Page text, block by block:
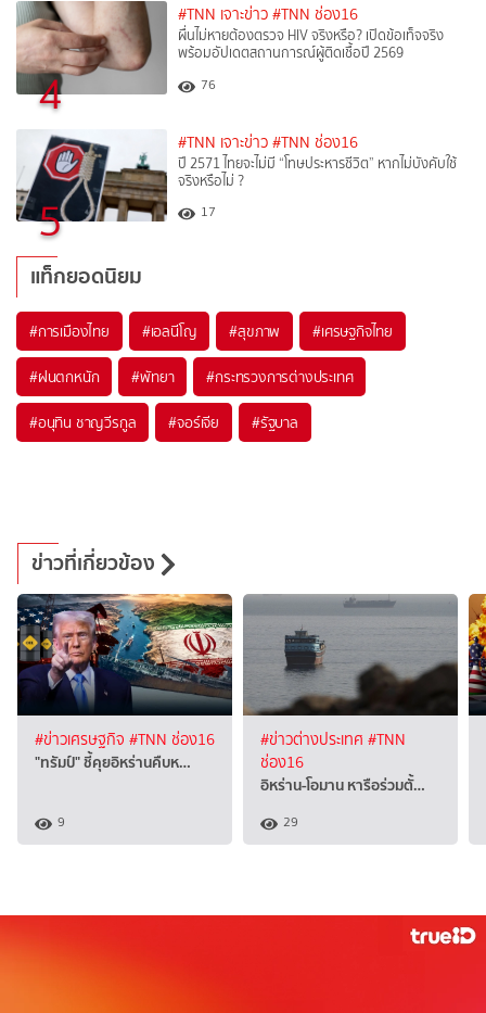
4
#TNN เจาะข่าว #TNN ช่อง16
ผื่นไม่หายต้องตรวจ HIV จริงหรือ? เปิดข้อเท็จจริง
พร้อมอัปเดตสถานการณ์ผู้ติดเชื้อปี 2569
76
5
#TNN เจาะข่าว #TNN ช่อง16
ปี 2571 ไทยจะไม่มี “โทษประหารชีวิต” หากไม่บังคับใช้
จริงหรือไม่ ?​
17
แท็กยอดนิยม
#การเมืองไทย #เอลนีโญ #สุขภาพ #เศรษฐกิจไทย
#ฝนตกหนัก #พัทยา #กระทรวงการต่างประเทศ
#อนุทิน ชาญวีรกูล #จอร์เจีย #รัฐบาล
ข่าวที่เกี่ยวข้อง
#ข่าวเศรษฐกิจ #TNN ช่อง16
"ทรัมป์" ชี้คุยอิหร่านคืบห…
9
#ข่าวต่างประเทศ #TNN
ช่อง16
อิหร่าน-โอมาน หารือร่วมตั้…
29